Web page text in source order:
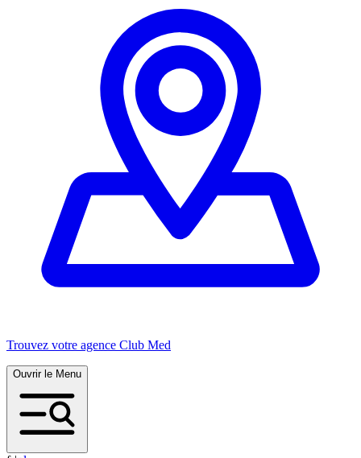
Trouvez votre agence Club Med
Ouvrir le Menu